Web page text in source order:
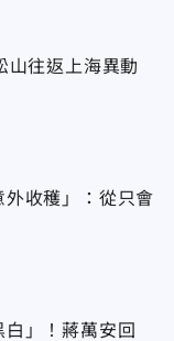
山往返上海異動
收穫」：從只會
」！蔣萬安回